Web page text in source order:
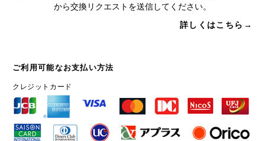
から交換リクエストを送信してください。
詳しくはこちら→
ご利用可能なお支払い方法
クレジットカード